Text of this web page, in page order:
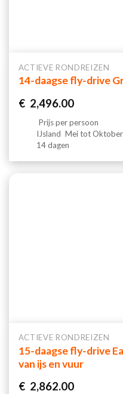
ACTIEVE RONDREIZEN
14-daagse fly-drive
€ 2,496.00
Prijs per persoon
IJsland Mei tot Oktober
14 dagen
ACTIEVE RONDREIZEN
15-daagse fly-drive
van ijs en vuur
€ 2,862.00